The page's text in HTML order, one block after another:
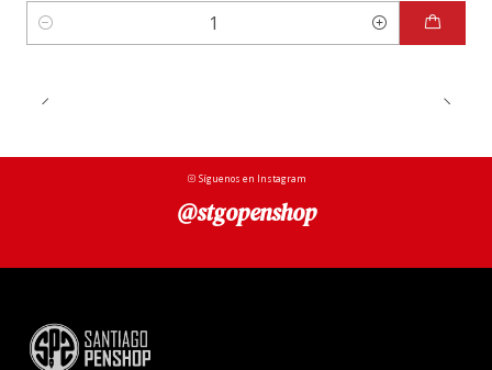
Cantidad
Síguenos en Instagram
@stgopenshop